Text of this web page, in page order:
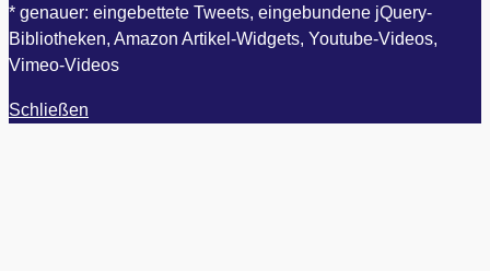
* genauer: eingebettete Tweets, eingebundene jQuery-
Bibliotheken, Amazon Artikel-Widgets, Youtube-Videos,
Vimeo-Videos
Schließen